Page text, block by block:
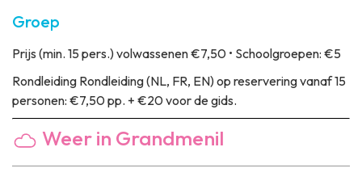
Groep
Prijs (min. 15 pers.) volwassenen €7,50 • Schoolgroepen: €5
Rondleiding Rondleiding (NL, FR, EN) op reservering vanaf 15
personen: €7,50 pp. + €20 voor de gids.
Weer in Grandmenil